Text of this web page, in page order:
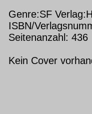
Genre:SF
ISBN/
Seitenanzahl: 436
Kein Cover